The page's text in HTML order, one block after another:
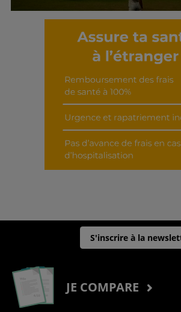
Découvrir cet
S'inscrire à la
JE COMPARE